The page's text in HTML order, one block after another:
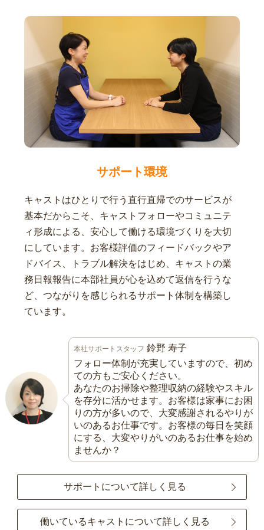
サポート環境
キャストはひとりで行う直行直帰でのサービスが
基本だからこそ、キャストフォローやコミュニテ
ィ形成による、安心して働ける環境づくりを大切
にしています。お客様評価のフィードバックやア
ドバイス、トラブル解決をはじめ、キャストの業
務日報報告に本部社員が心を込めて返信を行うな
ど、つながりを感じられるサポート体制を構築し
ています。
本社サポートスタッフ 鈴野 寿子
フォロー体制が充実していますので、初め
ての方もご安心ください。
あなたのお掃除や整理収納の経験やスキル
を存分に活かせます。お客様は家事にお困
りの方が多いので、大変感謝されるやりが
いのあるお仕事です。お客様の毎日を笑顔
にする、大変やりがいのあるお仕事を始め
ませんか？
サポートについて詳しく見る
働いているキャストについて詳しく見る